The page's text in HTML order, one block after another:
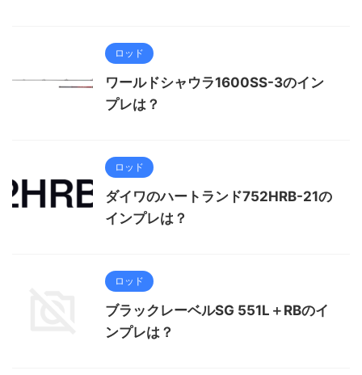
ロッド
ワールドシャウラ1600SS-3のイン
プレは？
ロッド
ダイワのハートランド752HRB-21の
インプレは？
ロッド
ブラックレーベルSG 551L＋RBのイ
ンプレは？